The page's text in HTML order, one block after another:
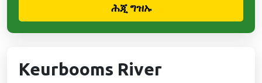
ሕጂ ግዝኡ
Keurbooms River